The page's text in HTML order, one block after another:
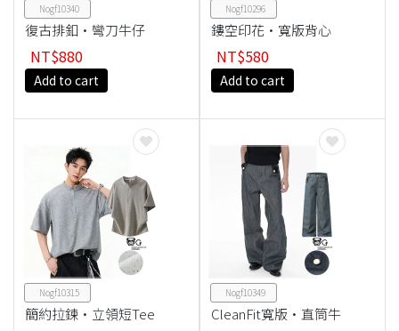
Nogf10340
復古排釦·彎刀牛仔
NT$880
Add to cart
Nogf10296
鏤空印花·寬版背心
NT$580
Add to cart
Nogf10315
簡約拉鍊·立領短Tee
Nogf10349
CleanFit寬版·直筒牛